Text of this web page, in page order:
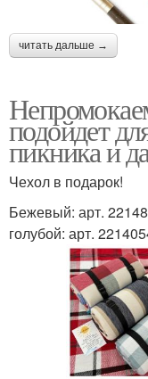
читать дальше →
подойдет
пикника и
Чехол в подарок!
Бежевый: арт.
голубой: арт.